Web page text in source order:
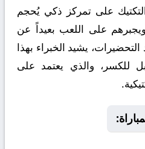
على تمركز ذكي يُحجم
على اللعب بعيداً عن
يشيد الخبراء بهذا
للكسر، والذي يعتمد على